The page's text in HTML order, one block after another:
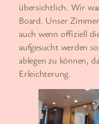
übersichtlich. Wir
Board. Unser
auch wenn offiziell
aufgesucht werden
ablegen zu können,
Erleichterung.